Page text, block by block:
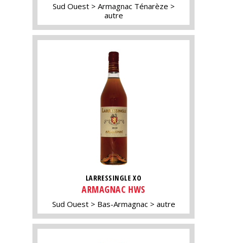
Sud Ouest
Armagnac Ténarèze
autre
LARRESSINGLE XO
ARMAGNAC HWS
Sud Ouest Bas-Armagnac autre